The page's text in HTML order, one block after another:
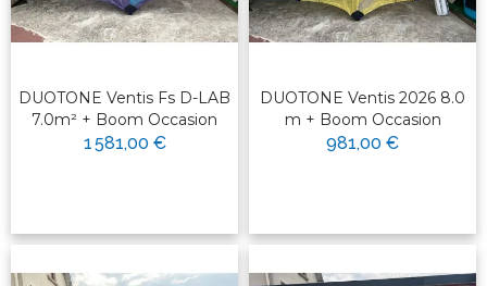
DUOTONE Ventis Fs D-LAB
7.0m² + Boom Occasion
1 581,00 €
DUOTONE Ventis 2026 8.0
m + Boom Occasion
981,00 €